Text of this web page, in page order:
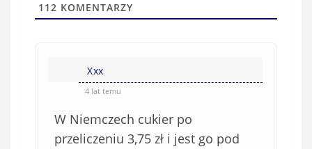
w
(
112 KOMENTARZY
Xxx
4 lat temu
W Niemczech cukier po
przeliczeniu 3,75 zł i jest go pod